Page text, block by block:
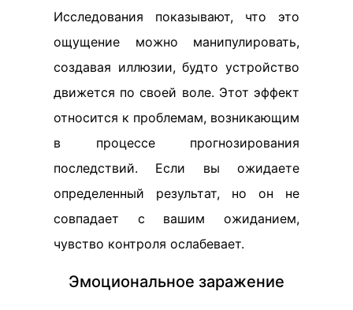
Исследования показывают, что это
ощущение можно манипулировать,
создавая иллюзии, будто устройство
движется по своей воле. Этот эффект
относится к проблемам, возникающим
в процессе прогнозирования
последствий. Если вы ожидаете
определенный результат, но он не
совпадает с вашим ожиданием,
чувство контроля ослабевает.
Эмоциональное заражение